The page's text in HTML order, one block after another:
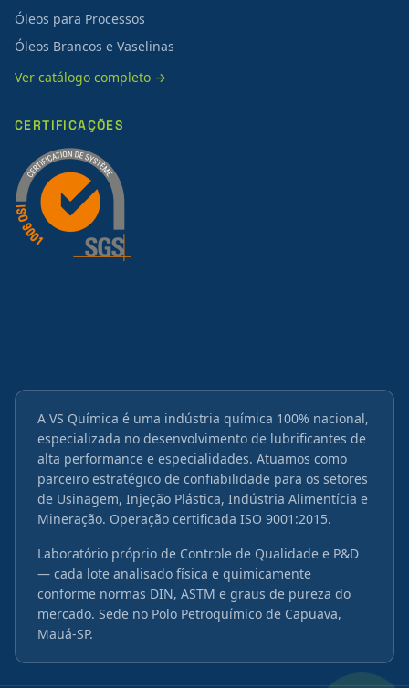
Óleos para Processos
Óleos Brancos e Vaselinas
Ver catálogo completo →
CERTIFICAÇÕES
A VS Química é uma indústria química 100% nacional,
especializada no desenvolvimento de lubrificantes de
alta performance e especialidades. Atuamos como
parceiro estratégico de confiabilidade para os setores
de Usinagem, Injeção Plástica, Indústria Alimentícia e
Mineração. Operação certificada ISO 9001:2015.
Laboratório próprio de Controle de Qualidade e P&D
— cada lote analisado física e quimicamente
conforme normas DIN, ASTM e graus de pureza do
mercado. Sede no Polo Petroquímico de Capuava,
Mauá-SP.